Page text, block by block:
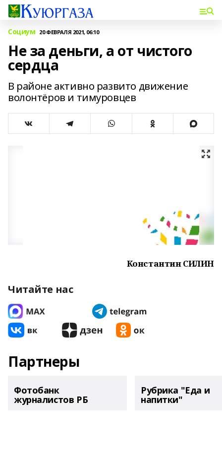
Социум 20 ФЕВРАЛЯ 2021, 06:10
Не за деньги, а от чистого
сердца
В районе активно развито движение
волонтёров и тимуровцев
Константин СИЛИН
Читайте нас
Партнеры
Фотобанк
журналистов РБ
Рубрика "Еда и
напитки"